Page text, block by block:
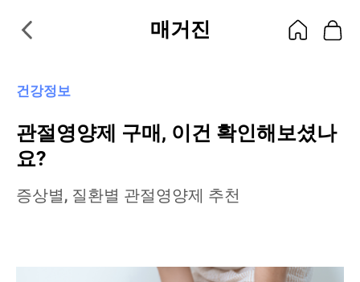
매거진
건강정보
관절영양제 구매, 이건 확인해보셨나
요?
증상별, 질환별 관절영양제 추천